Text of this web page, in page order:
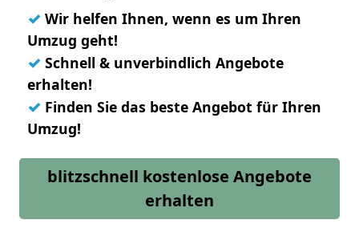
✓ Wir helfen Ihnen, wenn es um Ihren
Umzug geht!
✓ Schnell & unverbindlich Angebote
erhalten!
✓ Finden Sie das beste Angebot für Ihren
Umzug!
blitzschnell kostenlose Angebote
erhalten